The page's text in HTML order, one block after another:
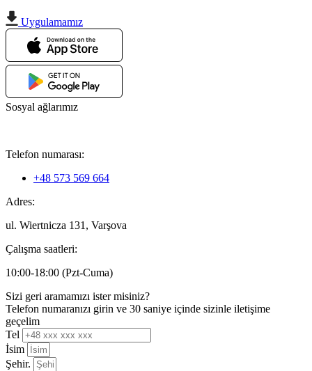
Uygulamamız
Sosyal ağlarımız
Telefon numarası:
+48 573 569 664
Adres:
ul. Wiertnicza 131, Varşova
Çalışma saatleri:
10:00-18:00 (Pzt-Cuma)
Sizi geri aramamızı ister misiniz?
Telefon numaranızı girin ve 30 saniye içinde sizinle iletişime
geçelim
Tel
İsim
Şehir.